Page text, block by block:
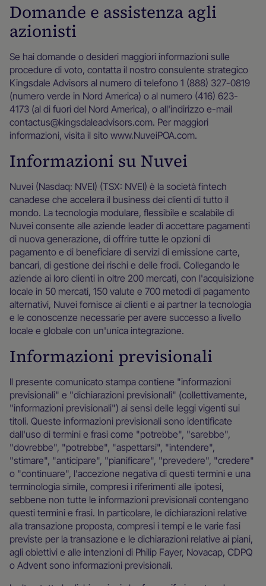
Domande e assistenza agli
azionisti
Se hai domande o desideri maggiori informazioni sulle
procedure di voto, contatta il nostro consulente strategico
Kingsdale Advisors al numero di telefono 1 (888) 327-0819
(numero verde in Nord America) o al numero (416) 623-
4173 (al di fuori del Nord America), o all'indirizzo e-mail
contactus@kingsdaleadvisors.com. Per maggiori
informazioni, visita il sito www.NuveiPOA.com.
Informazioni su Nuvei
Nuvei (Nasdaq: NVEI) (TSX: NVEI) è la società fintech
canadese che accelera il business dei clienti di tutto il
mondo. La tecnologia modulare, flessibile e scalabile di
Nuvei consente alle aziende leader di accettare pagamenti
di nuova generazione, di offrire tutte le opzioni di
pagamento e di beneficiare di servizi di emissione carte,
bancari, di gestione dei rischi e delle frodi. Collegando le
aziende ai loro clienti in oltre 200 mercati, con l'acquisizione
locale in 50 mercati, 150 valute e 700 metodi di pagamento
alternativi, Nuvei fornisce ai clienti e ai partner la tecnologia
e le conoscenze necessarie per avere successo a livello
locale e globale con un'unica integrazione.
Informazioni previsionali
Il presente comunicato stampa contiene "informazioni
previsionali" e "dichiarazioni previsionali" (collettivamente,
"informazioni previsionali") ai sensi delle leggi vigenti sui
titoli. Queste informazioni previsionali sono identificate
dall'uso di termini e frasi come "potrebbe", "sarebbe",
"dovrebbe", "potrebbe", "aspettarsi", "intendere",
"stimare", "anticipare", "pianificare", "prevedere", "credere"
o "continuare", l'accezione negativa di questi termini e una
terminologia simile, compresi i riferimenti alle ipotesi,
sebbene non tutte le informazioni previsionali contengano
questi termini e frasi. In particolare, le dichiarazioni relative
alla transazione proposta, compresi i tempi e le varie fasi
previste per la transazione e le dichiarazioni relative ai piani,
agli obiettivi e alle intenzioni di Philip Fayer, Novacap, CDPQ
o Advent sono informazioni previsionali.